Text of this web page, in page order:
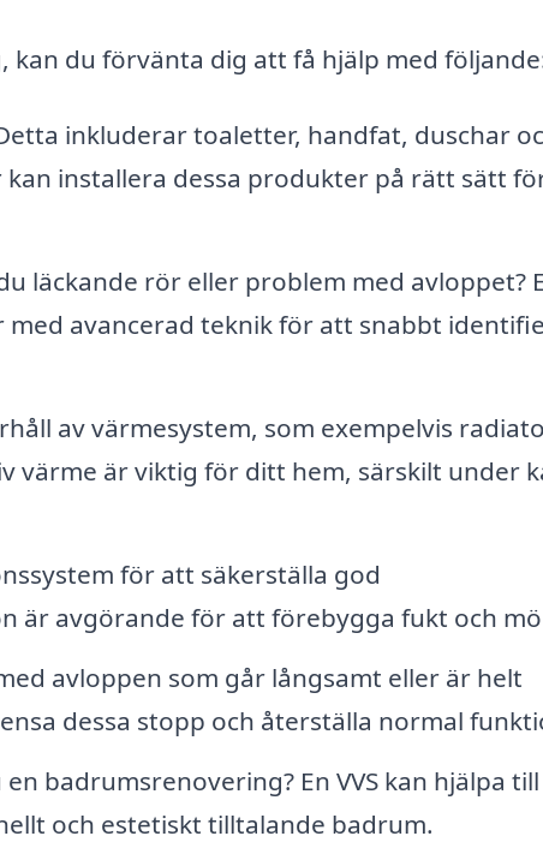
kan du förvänta dig att få hjälp med
inkluderar toaletter, handfat, duschar
kan installera dessa produkter på rätt sätt
läckande rör eller problem med avloppet?
med avancerad teknik för att snabbt
av värmesystem, som exempelvis
värme är viktig för ditt hem, särskilt under
för att säkerställa god
är avgörande för att förebygga fukt och
avloppen som går långsamt eller är helt
dessa stopp och återställa normal
badrumsrenovering? En VVS kan hjälpa
och estetiskt tilltalande badrum.